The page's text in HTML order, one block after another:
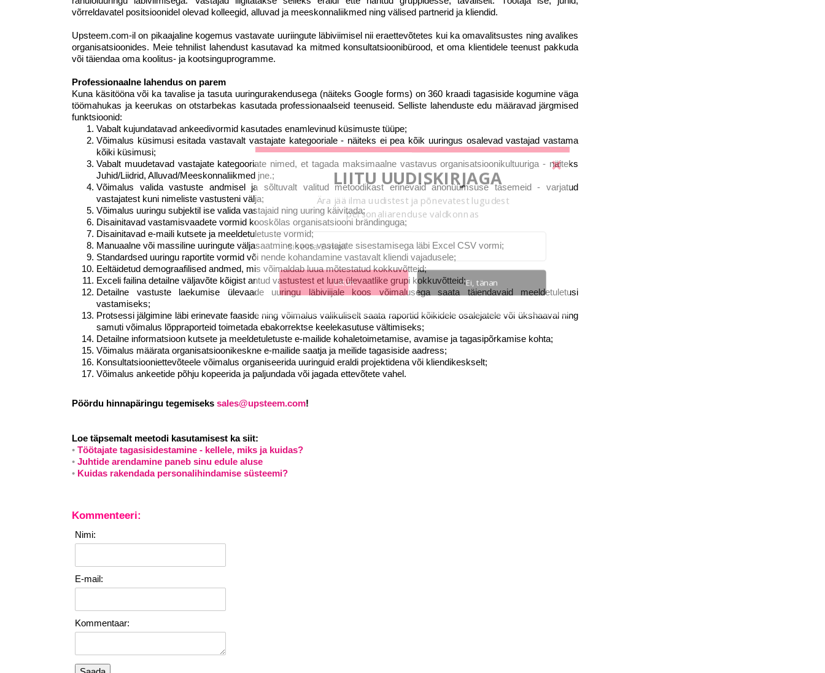
võrreldavatel positsioonidel olevad kolleegid, alluvad ja meeskonnaliikmed ning välised partnerid ja kliendid.
Upsteem.com-il on pikaajaline kogemus vastavate uuriingute läbiviimisel nii eraettevõtetes kui ka omavalitsustes ning avalikes
organisatsioonides. Meie tehnilist lahendust kasutavad ka mitmed konsultatsioonibürood, et oma klientidele teenust pakkuda
või täiendaa oma koolitus- ja kootsinguprogramme.
Professionaalne lahendus on parem
Kuna käsitööna või ka tavalise ja tasuta uuringurakendusega (näiteks Google forms) on 360 kraadi tagasiside kogumine väga
töömahukas ja keerukas on otstarbekas kasutada professionaalseid teenuseid. Selliste lahenduste edu määravad järgmised
funktsioonid:
Vabalt kujundatavad ankeedivormid kasutades enamlevinud küsimuste tüüpe;
Võimalus küsimusi esitada vastavalt vastajate kategooriale - näiteks ei pea kõik uuringus osalevad vastajad vastama
kõiki küsimusi;
Vabalt muudetavad vastajate kategooriate nimed, et tagada maksimaalne vastavus organisatsioonikultuuriga - näiteks
Juhid/Liidrid, Alluvad/Meeskonnaliikmed jne.;
Võimalus valida vastuste andmisel ja sõltuvalt valitud metoodikast erinevaid anonüümsuse tasemeid - varjatud
vastajatest kuni nimeliste vastusteni välja;
Võimalus uuringu subjektil ise valida vastajaid ning uuring käivitada;
Disainitavad vastamisvaadete vormid kooskõlas organisatsiooni brändinguga;
Disainitavad e-maili kutsete ja meeldetuletuste vormid;
Manuaalne või massiline uuringute väljasaatmine koos vastajate sisestamisega läbi Excel CSV vormi;
Standardsed uuringu raportite vormid või nende kohandamine vastavalt kliendi vajadusele;
Eeltäidetud demograafilised andmed, mis võimaldab luua mõtestatud kokkuvõtteid;
Exceli failina detailne väljavõte kõigist antud vastustest et luua ülevaatlike grupi kokkuvõtteid;
Detailne vastuste laekumise ülevaade uuringu läbiviijale koos võimalusega saata täiendavaid meeldetuletusi
vastamiseks;
Protsessi jälgimine läbi erinevate faaside ning võimalus valikuliselt saata raportid kõikidele osalejatele või ükshaaval ning
samuti võimalus lõppraporteid toimetada ebakorrektse keelekasutuse vältimiseks;
Detailne informatsioon kutsete ja meeldetuletuste e-mailide kohaletoimetamise, avamise ja tagasipõrkamise kohta;
Võimalus määrata organisatsioonikeskne e-mailide saatja ja meilide tagasiside aadress;
Konsultatsiooniettevõteele võimalus organiseerida uuringuid eraldi projektidena või kliendikeskselt;
Võimalus ankeetide põhju kopeerida ja paljundada või jagada ettevõtete vahel.
Pöördu hinnapäringu tegemiseks sales@upsteem.com!
Loe täpsemalt meetodi kasutamisest ka siit:
Töötajate tagasisidestamine - kellele, miks ja kuidas?
Juhtide arendamine paneb sinu edule aluse
Kuidas rakendada personalihindamise süsteemi?
Kommenteeri:
Nimi:
E-mail:
Kommentaar:
LIITU UUDISKIRJAGA
Ära jää ilma uudistest ja põnevatest lugudest
personaliarenduse valdkonnas
Ei, tänan
Liitun